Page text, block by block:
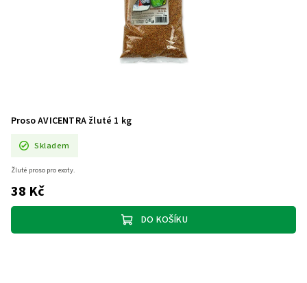
Proso AVICENTRA žluté 1 kg
Skladem
38 Kč
DO KOŠÍKU
Žluté proso pro exoty.